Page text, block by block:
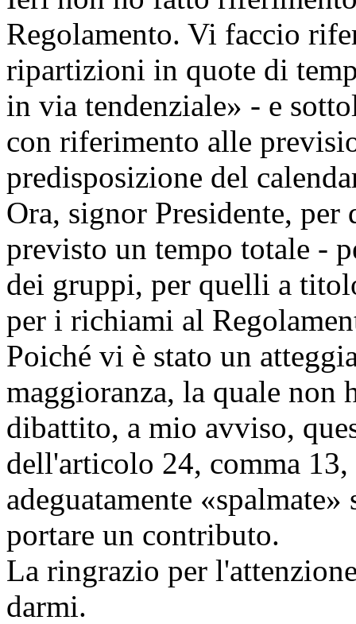
Regolamento. Vi faccio
ripartizioni in quote di
in via tendenziale» - e
con riferimento alle
predisposizione del
Ora, signor Presidente,
previsto un tempo totale -
dei gruppi, per quelli a
per i richiami al
Poiché vi è stato un
maggioranza, la quale
dibattito, a mio avviso,
dell'articolo 24, comma 13,
adeguatamente
portare un contributo.
La ringrazio per
darmi.